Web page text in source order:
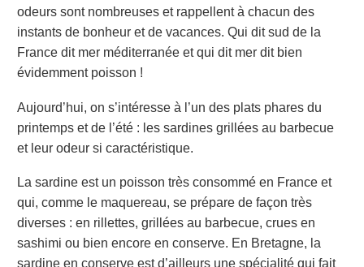
odeurs sont nombreuses et rappellent à chacun des
instants de bonheur et de vacances. Qui dit sud de la
France dit mer méditerranée et qui dit mer dit bien
évidemment poisson !
Aujourd’hui, on s’intéresse à l’un des plats phares du
printemps et de l’été : les sardines grillées au barbecue
et leur odeur si caractéristique.
La sardine est un poisson très consommé en France et
qui, comme le maquereau, se prépare de façon très
diverses : en rillettes, grillées au barbecue, crues en
sashimi ou bien encore en conserve. En Bretagne, la
sardine en conserve est d’ailleurs une spécialité qui fait